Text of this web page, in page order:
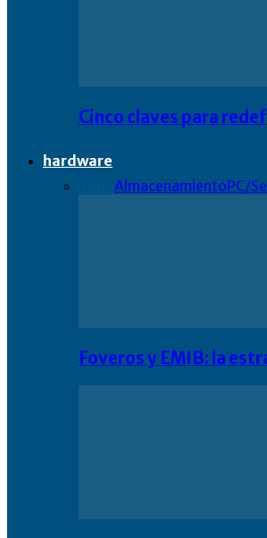
Cinco claves para
hardware
AlmacenamientoPC/
Foveros y EMIB: la